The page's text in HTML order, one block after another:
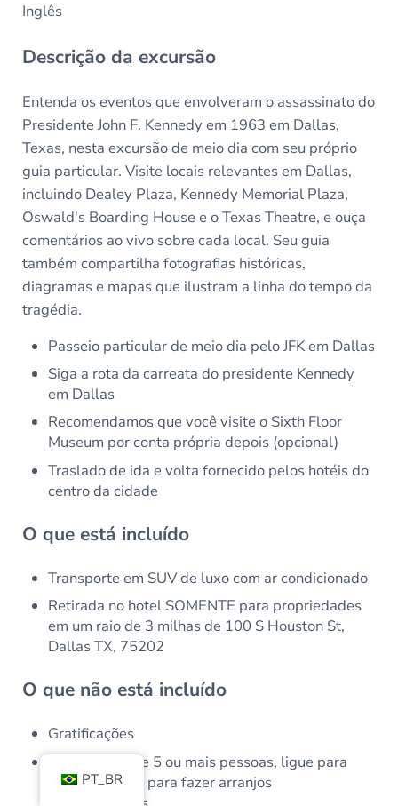
Inglês
Descrição da excursão
Entenda os eventos que envolveram o assassinato do
Presidente John F. Kennedy em 1963 em Dallas,
Texas, nesta excursão de meio dia com seu próprio
guia particular. Visite locais relevantes em Dallas,
incluindo Dealey Plaza, Kennedy Memorial Plaza,
Oswald's Boarding House e o Texas Theatre, e ouça
comentários ao vivo sobre cada local. Seu guia
também compartilha fotografias históricas,
diagramas e mapas que ilustram a linha do tempo da
tragédia.
Passeio particular de meio dia pelo JFK em Dallas
Siga a rota da carreata do presidente Kennedy
em Dallas
Recomendamos que você visite o Sixth Floor
Museum por conta própria depois (opcional)
Traslado de ida e volta fornecido pelos hotéis do
centro da cidade
O que está incluído
Transporte em SUV de luxo com ar condicionado
Retirada no hotel SOMENTE para propriedades
em um raio de 3 milhas de 100 S Houston St,
Dallas TX, 75202
O que não está incluído
Gratificações
Para grupos de 5 ou mais pessoas, ligue para
214.682.7712 para fazer arranjos
PT_BR